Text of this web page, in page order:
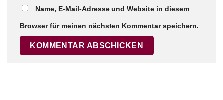
Name, E-Mail-Adresse und Website in diesem
Browser für meinen nächsten Kommentar speichern.
Chat Support ×